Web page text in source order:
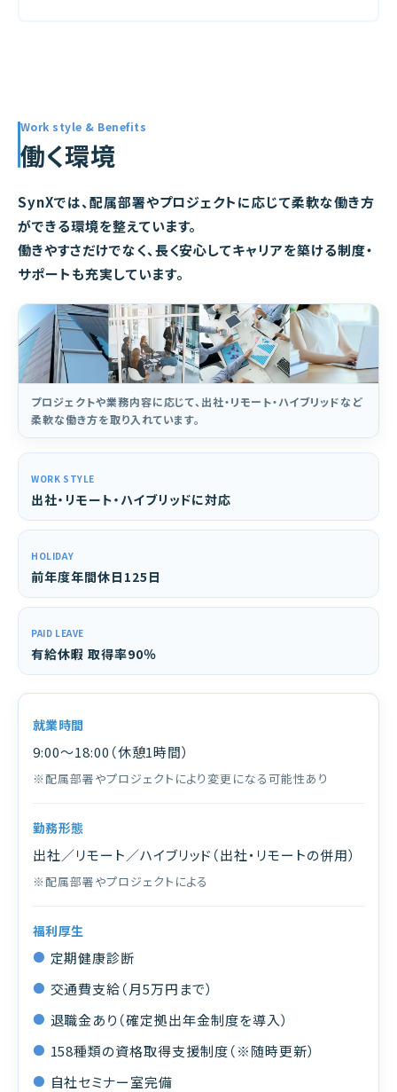
Work style & Benefits
働く環境
SynXでは、配属部署やプロジェクトに応じて柔軟な働き方
ができる環境を整えています。
働きやすさだけでなく、長く安心してキャリアを築ける制度・
サポートも充実しています。
プロジェクトや業務内容に応じて、出社・リモート・ハイブリッドなど
柔軟な働き方を取り入れています。
WORK STYLE
出社・リモート・ハイブリッドに対応
HOLIDAY
前年度年間休日125日
PAID LEAVE
有給休暇 取得率90％
就業時間
9:00〜18:00（休憩1時間）
※配属部署やプロジェクトにより変更になる可能性あり
勤務形態
出社／リモート／ハイブリッド（出社・リモートの併用）
※配属部署やプロジェクトによる
福利厚生
定期健康診断
交通費支給（月5万円まで）
退職金あり（確定拠出年金制度を導入）
158種類の資格取得支援制度（※随時更新）
自社セミナー室完備